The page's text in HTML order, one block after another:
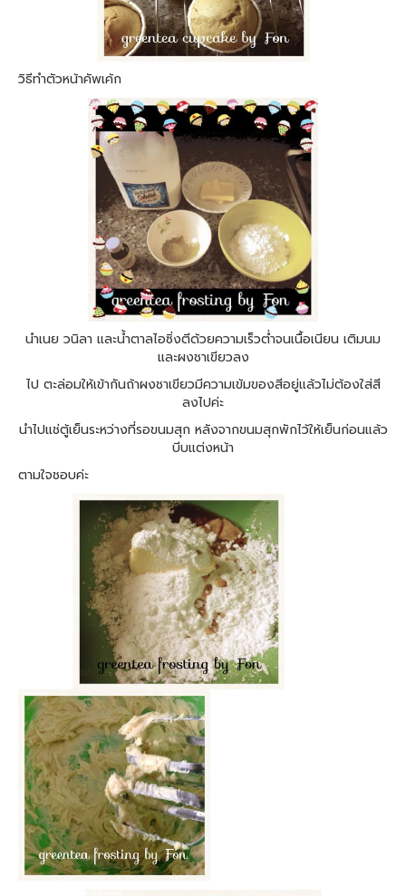
วิธีทำตัวหน้าคัพเค้ก
นำเนย วนิลา และน้ำตาลไอซิ่งตีด้วยความเร็วต่ำจนเนื้อเนียน เติมนม
และผงชาเขียวลง
ไป ตะล่อมให้เข้ากันถ้าผงชาเขียวมีความเข้มของสีอยู่แล้วไม่ต้องใส่สี
ลงไปค่ะ
นำไปแช่ตู้เย็นระหว่างที่รอขนมสุก หลังจากขนมสุกพักไว้ให้เย็นก่อนแล้ว
บีบแต่งหน้า
ตามใจชอบค่ะ